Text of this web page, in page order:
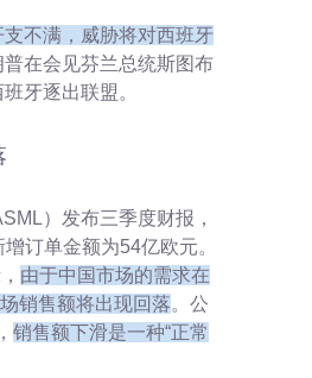
不满，威胁将对西班牙
普在会见芬兰总统斯图布
牙逐出联盟。
）发布三季度财报，
订单金额为54亿欧元。
由于中国市场的需求在
销售额将出现回落。公
销售额下滑是一种“正常